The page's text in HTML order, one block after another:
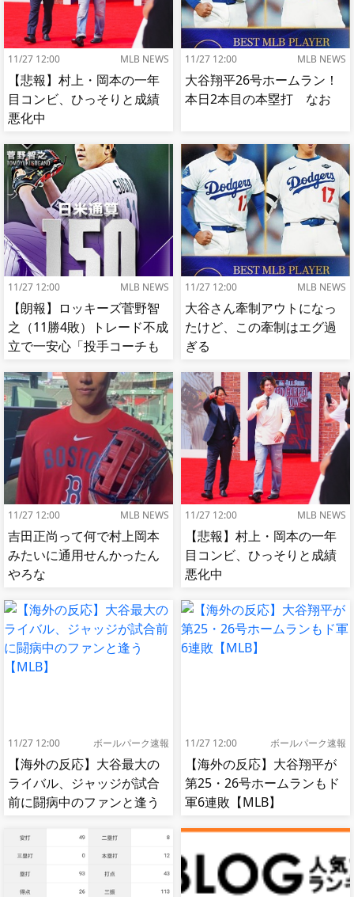
11/27 12:00 MLB NEWS
【悲報】村上・岡本の一年
目コンビ、ひっそりと成績
悪化中
11/27 12:00 MLB NEWS
大谷翔平26号ホームラン！
本日2本目の本塁打 なお
11/27 12:00 MLB NEWS
【朗報】ロッキーズ菅野智
之（11勝4敗）トレード不成
立で一安心「投手コーチも
11/27 12:00 MLB NEWS
大谷さん牽制アウトになっ
たけど、この牽制はエグ過
ぎる
11/27 12:00 MLB NEWS
吉田正尚って何で村上岡本
みたいに通用せんかったん
やろな
11/27 12:00 MLB NEWS
【悲報】村上・岡本の一年
目コンビ、ひっそりと成績
悪化中
11/27 12:00 ボールパーク速報
【海外の反応】大谷最大の
ライバル、ジャッジが試合
前に闘病中のファンと逢う
11/27 12:00 ボールパーク速報
【海外の反応】大谷翔平が
第25・26号ホームランもド
軍6連敗【MLB】